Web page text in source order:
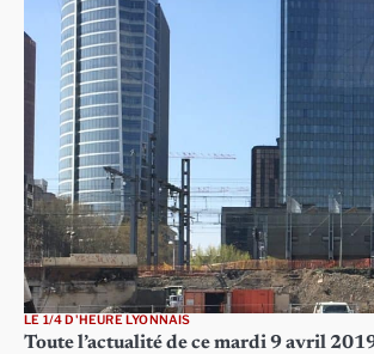
LE 1/4 D'HEURE LYONNAIS
Toute l’actualité de ce mardi 9 avril